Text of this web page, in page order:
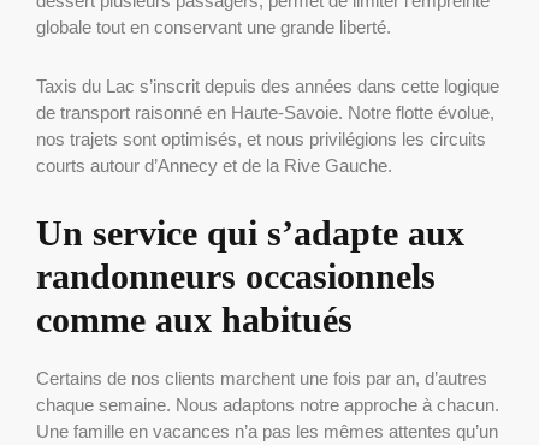
globale tout en conservant une grande liberté.
Taxis du Lac s’inscrit depuis des années dans cette logique
de transport raisonné en Haute-Savoie. Notre flotte évolue,
nos trajets sont optimisés, et nous privilégions les circuits
courts autour d’Annecy et de la Rive Gauche.
Un service qui s’adapte aux
randonneurs occasionnels
comme aux habitués
Certains de nos clients marchent une fois par an, d’autres
chaque semaine. Nous adaptons notre approche à chacun.
Une famille en vacances n’a pas les mêmes attentes qu’un